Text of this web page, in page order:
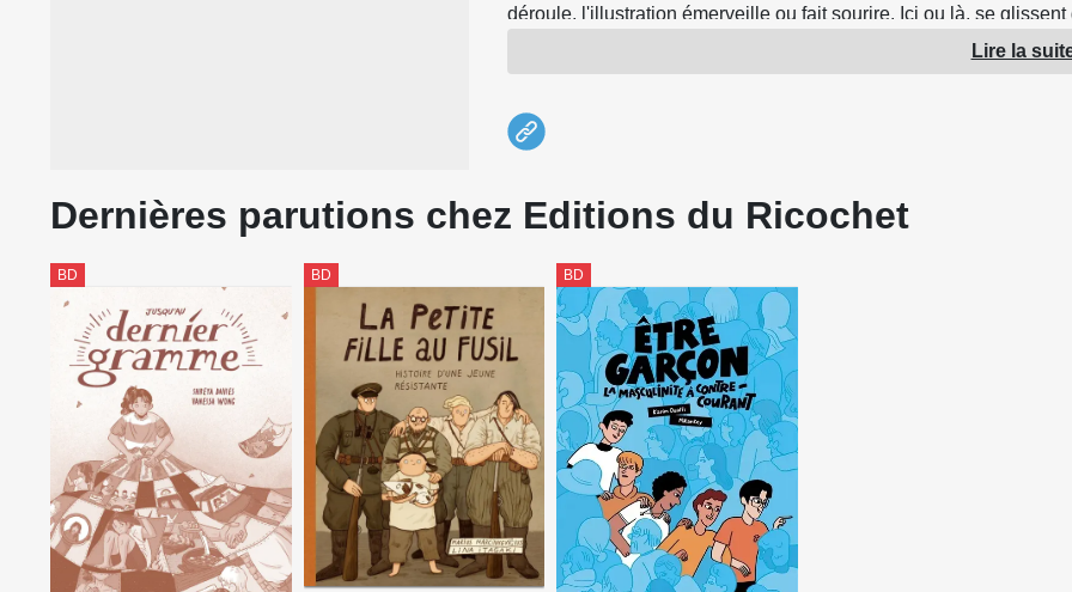
déroule, l'illustration émerveille ou fait sourire. Ici ou là, se
Ce défi quotidien se retrouve à l'origine de chacun de nos livres.
Après nous, pendant longtemps, très longtemps, les enfants ne se
Lire la
Dernières parutions chez Editions du Ricochet
BD BD BD